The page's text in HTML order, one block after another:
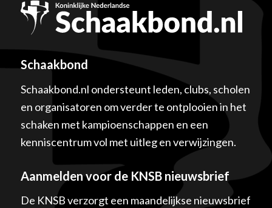
Schaakbond
Schaakbond.nl ondersteunt leden, clubs, scholen
en organisatoren om verder te ontplooien in het
schaken met kampioenschappen en een
kenniscentrum vol met uitleg en verwijzingen.
Aanmelden voor de KNSB nieuwsbrief
De KNSB verzorgt een maandelijkse nieuwsbrief